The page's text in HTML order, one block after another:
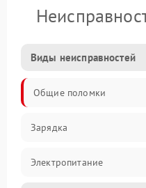
Виды неисправностей
Общие поломки
Зарядка
Электропитание